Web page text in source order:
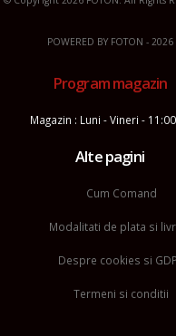
POWERED BY FOTON - 2026
Program magazin
Magazin : Luni - Vineri -
Alte pagini
Cum Comand
Modalitati de plata si
Despre cookies si
Termeni si conditii